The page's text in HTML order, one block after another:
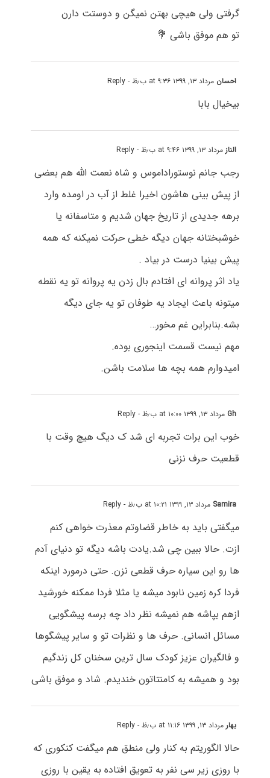
گرفتی ولی هیچی بهتن نمیگن و دوستت دارن
تو هم موفق باشی 💐
احسان مرداد ۱۳, ۱۳۹۹ at ۹:۳۶ ب٫ظ - Reply
بیخیال بابا
الناز مرداد ۱۳, ۱۳۹۹ at ۹:۴۶ ب٫ظ - Reply
رجب جانم نوستوراداموس و شاه نعمت الله هم بعضی
از پیش بینی هاشون اخیرا غلط از آب در اومده وارد
برهه جدیدی از تاریخ جهان شدیم و متاسفانه یا
خوشبختانه جهان دیگه خطی حرکت نمیکنه که همه
پیش بینیا درست در بیاد .
یاد اثر پروانه ای افتادم بال زدن یه پروانه تو یه نقطه
میتونه باعث ایجاد یه طوفان تو یه جای دیگه
بشه.بنابراین غم مخور…
مهم نیست قسمت اینجوری بوده.
امیدوارم همه بچه ها سلامت باشن.
Gh مرداد ۱۳, ۱۳۹۹ at ۱۰:۰۰ ب٫ظ - Reply
خوب این برات تجربه ای شد ک دیگ هیچ وقت با
قطعیت حرف نزنی
Samira مرداد ۱۳, ۱۳۹۹ at ۱۰:۲۱ ب٫ظ - Reply
میگفتی باید به خاطر قضاوتم معذرت خواهی کنم
ازت. حالا ببین چی شد.یادت باشه دیگه تو دنیای آدم
ها رو این سیاره حرف قطعی نزن. حتی درمورد اینکه
فردا کره زمین نابود میشه یا مثلا فردا ممکنه خورشید
ازهم بپاشه هم نمیشه نظر داد چه برسه پیشگویی
مسائل انسانی. حرف ها و نظرات تو و سایر پیشگوها
و فالگیران عزیز کودک سال ترین سخنان کل زندگیم
بود و همیشه به کامنتاتون خندیدم. شاد و موفق باشی
بهار مرداد ۱۳, ۱۳۹۹ at ۱۱:۱۶ ب٫ظ - Reply
حالا الگوریتم به کنار ولی منطق هم میگفت کنکوری که
با روزی زیر سی نفر به تعویق افتاده به یقین با روزی